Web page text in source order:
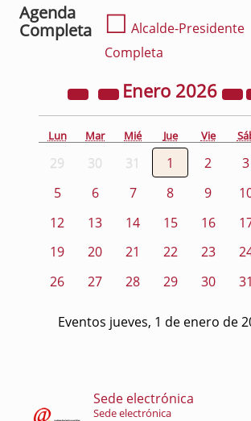
Agenda
Completa
☐ Alcalde-Presidente
Completa
Enero 2026
Lun Mar Mié Jue Vie
29 30 31 1 2 3
5
6 7 8 9
12
13 14 15 16
19
20 21 22 23
26
27 28 29 30 31
Eventos jueves, 1 de enero de
Sede electrónica
Sede electrónica